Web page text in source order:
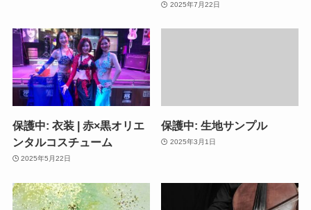
2025年7月22日
保護中: 衣装 | 赤×黒オリエ
ンタルコスチューム
2025年5月22日
保護中: 生地サンプル
2025年3月1日